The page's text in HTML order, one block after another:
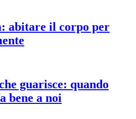
abitare il corpo per
guarisce: quando
bene a noi